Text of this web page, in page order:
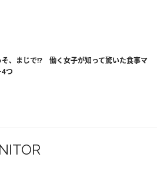
そ、まじで!? 働く女子が知って驚いた食事マ
4つ